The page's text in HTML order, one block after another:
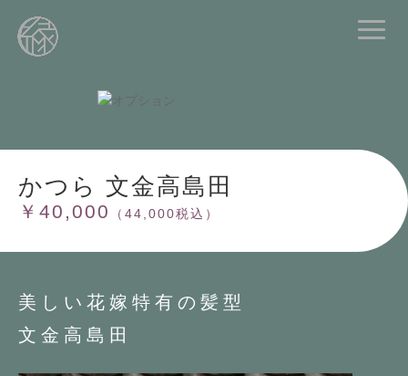
かつら 文金高島田
￥40,000 （44,000税込）
美しい花嫁特有の髪型
文金高島田